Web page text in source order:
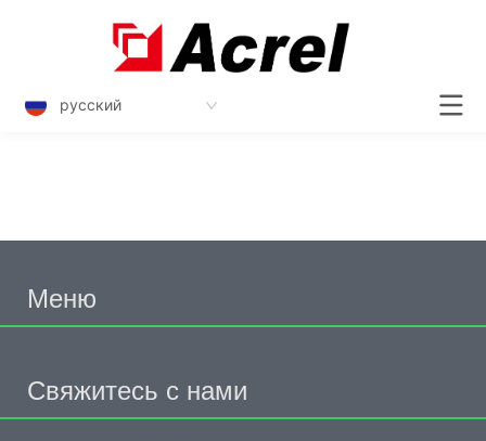
русский
Меню
Свяжитесь с нами